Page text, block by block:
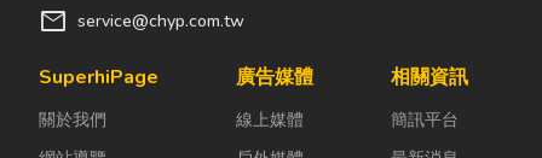
mail service@chyp.com.tw
SuperhiPage
關於我們
廣告媒體
線上媒體
相關資訊
簡訊平台